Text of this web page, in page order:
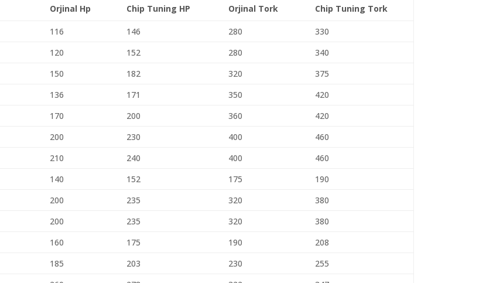
Orjinal Hp Chip Tuning HP Orjinal Tork Chip Tuning Tork
116 146 280
330
120 152 280
340
150 182 320
375
136 171 350
420
170 200 360
420
200 230 400
460
210 240 400
460
140 152 175
190
200 235 320
380
200 235 320
380
160 175 190
208
185 203 230
255